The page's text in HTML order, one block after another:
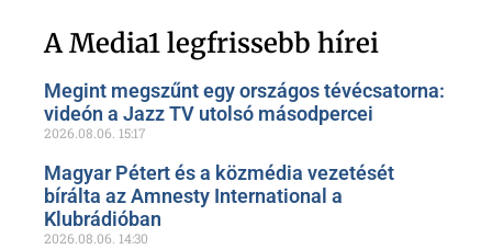
oldalunkon!
A Media1 legfrissebb hírei
Megint megszűnt egy országos tévécsatorna:
videón a Jazz TV utolsó másodpercei
2026.08.06. 15:17
Magyar Pétert és a közmédia vezetését
bírálta az Amnesty International a
Klubrádióban
2026.08.06. 14:30